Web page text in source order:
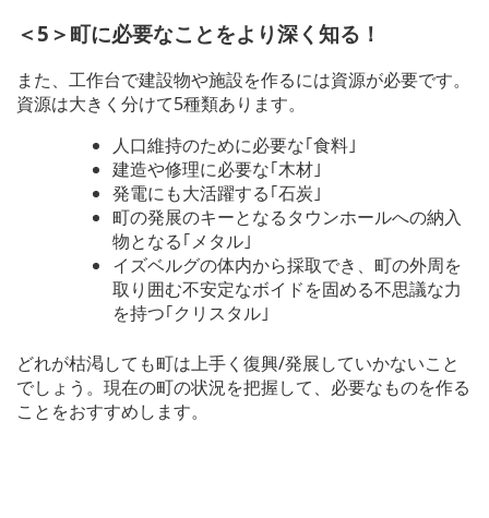
＜5＞町に必要なことをより深く知る！
また、工作台で建設物や施設を作るには資源が必要です。
資源は大きく分けて5種類あります。
人口維持のために必要な｢食料｣
建造や修理に必要な｢木材｣
発電にも大活躍する｢石炭｣
町の発展のキーとなるタウンホールへの納入
物となる｢メタル｣
イズベルグの体内から採取でき、町の外周を
取り囲む不安定なボイドを固める不思議な力
を持つ｢クリスタル｣
どれが枯渇しても町は上手く復興/発展していかないこと
でしょう。現在の町の状況を把握して、必要なものを作る
ことをおすすめします。